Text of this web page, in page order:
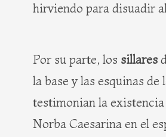
hirviendo para disuadir
Por su parte, los sillares
la base y las esquinas de
testimonian la
Norba Caesarina en el